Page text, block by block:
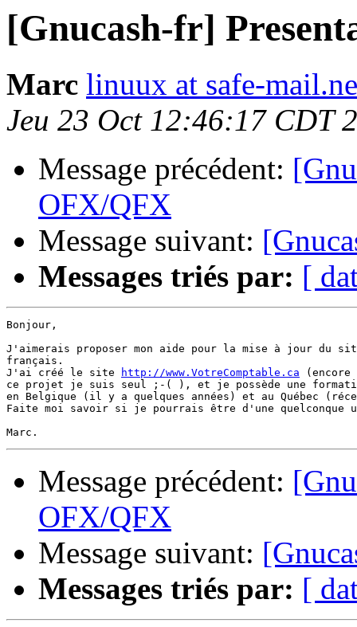
[Gnucash-fr]
Marc linuux at safe-
Jeu 23 Oct 12:46:17 CDT
Message précédent:
OFX/QFX
Message suivant:
Messages triés par: [
Bonjour,
J'aimerais proposer mon aide pour la mise à jour du
français.
J'ai créé le site
http://www.VotreComptable.ca (encore
ce projet je suis seul ;-( ), et je possède une
en Belgique (il y a quelques années) et au Québec
Faite moi savoir si je pourrais être d'une
Message précédent:
OFX/QFX
Message suivant:
Messages triés par: [